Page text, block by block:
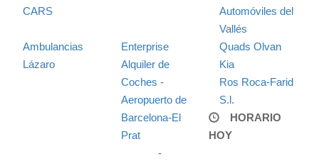
CARS
Automóviles del
Vallés
Ambulancias
Lázaro
Enterprise
Alquiler de
Coches -
Aeropuerto de
Barcelona-El
Prat
Quads Olvan
Kia
Ros Roca-Farid
S.l.
HORARIO
HOY
-